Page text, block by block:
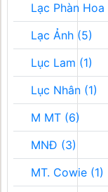
Lạc Phàn Hoa
Lạc Ảnh (5)
Lục Lam (1)
Lục Nhân (1)
M MT (6)
MNĐ (3)
MT. Cowie (1)